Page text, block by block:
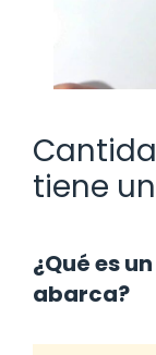
tiene
¿Qué es
abarca?